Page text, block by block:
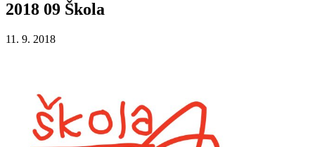
2018 09 Škola
11. 9. 2018